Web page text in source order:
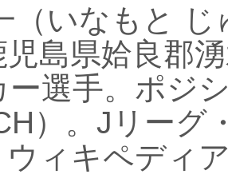
（いなもと
児島県姶良郡
ー選手。ポジ
）。Jリー
ウィキペディ